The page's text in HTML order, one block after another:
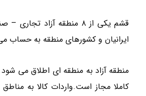
قشم یکی از ۸ منطقه
ایرانیان و کشورهای منطقه به حساب
منطقه آزاد به منطقه ای اطلاق می
کاملا مجاز است.واردات کالا به